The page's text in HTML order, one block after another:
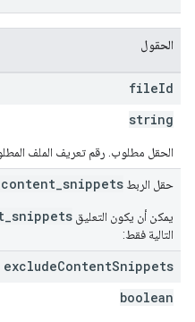
الحقول
fileId
string
الحقل مطلوب. رقم تعريف الملف
حقل الربط
يمكن أن يكون التعليق
التالية فقط:
excludeContentSnippets
boolean